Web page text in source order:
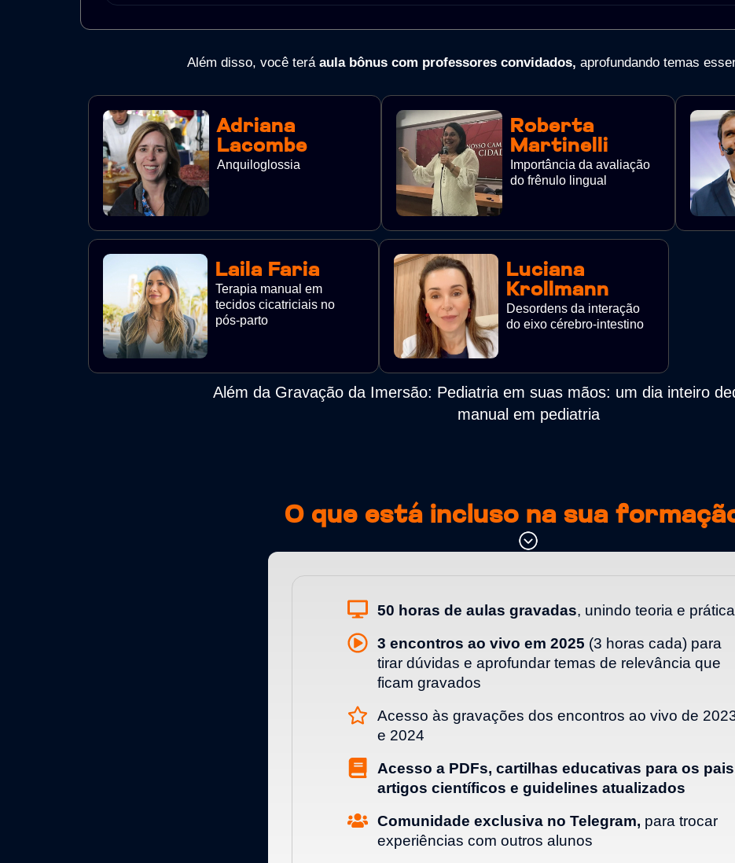
Além disso, você terá aula bônus com professores convidados, aprofundando temas
Adriana
Lacombe
Anquiloglossia
Roberta
Martinelli
Importância da avaliação
do frênulo lingual
Laila Faria
Terapia manual em
tecidos cicatriciais no
pós-parto
Luciana
Krollmann
Desordens da interação
do eixo cérebro-intestino
Além da Gravação da Imersão: Pediatria em suas mãos: um dia inteiro
manual em pediatria
O que está incluso na sua
50 horas de aulas gravadas, unindo teoria e prática
3 encontros ao vivo em 2025 (3 horas cada) para
tirar dúvidas e aprofundar temas de relevância que
ficam gravados
Acesso às gravações dos encontros ao vivo de
e 2024
Acesso a PDFs, cartilhas educativas para os
artigos científicos e guidelines atualizados
Comunidade exclusiva no Telegram, para trocar
experiências com outros alunos